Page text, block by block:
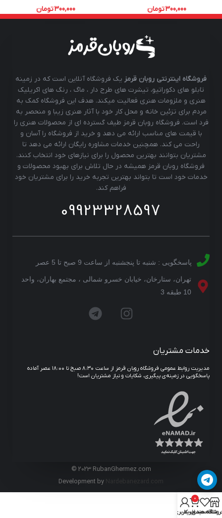
300,000تومان 300,000تومان
فروشگاه اینترنتی روبان قرمز یک فروشگاه آنلاین است که در زمینه
تابلو های دکوراتیو، تیشرت های طرح دار ، ماگ ، رنگ های اکریلیک
هنری و ملزومات هنری فعالیت میکند. هدف این فروشگاه کمک به
مردم برای تزئین خانه و محل کار خود با آثار هنری زیبا و منحصر به
فرد است. فروشگاه روبان قرمز طیف گسترده ای از محصولات هنری را
با قیمت های مناسب ارائه می دهد و خرید از فروشگاه را آسان و
راحت می کند. همچنین خدمات مشاوره رایگان ارائه می دهد تا
مشتریان بتوانند بهترین محصول را برای نیازهای خود انتخاب کنند.
فروشگاه روبان قرمز همیشه در حال تلاش برای بهبود محصولات و
خدمات خود است تا بتواند بهترین تجربه خرید را برای مشتریان خود
فراهم کند.
09923328597
پاسخگویی : شنبه تا پنجشنبه از ساعت 9 صبح تا 5 عصر
تهران، ستارخان، خیابان خسرو شمالی ، مجتمع بهاران، واحد
10 طبقه 3
خدمات مشتریان
مدیریت روابط عمومی فروشگاه روبان قرمز از ساعت ۸:۳۰ صبح تا ۱۸:۰۰ عصر آماده
پاسخگویی در زمینه‌ی پیگیری، شکایات و نیاز مشتریان است!
© 2023 RubanGhermez.com
Development by Nardebanezard.com
علاقه مندی
0
سبد خرید
حساب کاربری من